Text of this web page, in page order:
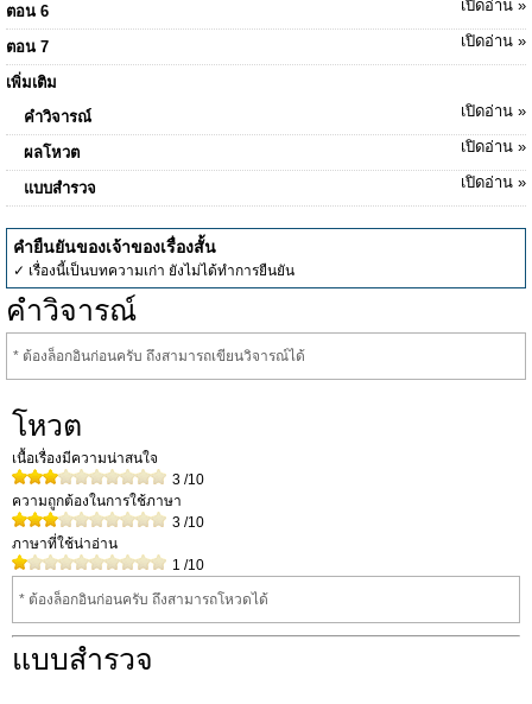
ตอน 6 เปิดอ่าน »
ตอน 7 เปิดอ่าน »
เพิ่มเติม
คำวิจารณ์
เปิดอ่าน »
ผลโหวต เปิดอ่าน »
แบบสำรวจ เปิดอ่าน »
คำยืนยันของเจ้าของเรื่องสั้น
✓ เรื่องนี้เป็นบทความเก่า ยังไม่ได้ทำการยืนยัน
คำวิจารณ์
* ต้องล็อกอินก่อนครับ ถึงสามารถเขียนวิจารณ์ได้
โหวต
เนื้อเรื่องมีความน่าสนใจ
3 /10
ความถูกต้องในการใช้ภาษา
3 /10
ภาษาที่ใช้น่าอ่าน
1 /10
* ต้องล็อกอินก่อนครับ ถึงสามารถโหวดได้
แบบสำรวจ